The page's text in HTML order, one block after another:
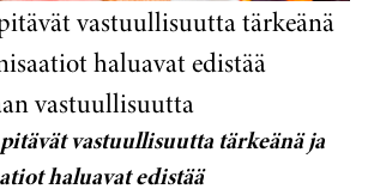
vastuullisuutta tärkeänä
haluavat edistää
vastuullisuutta
vastuullisuutta tärkeänä ja
haluavat edistää